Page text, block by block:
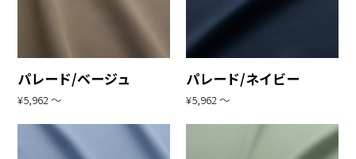
パレード/ベージュ
¥5,962 〜
パレード/ネイビー
¥5,962 〜